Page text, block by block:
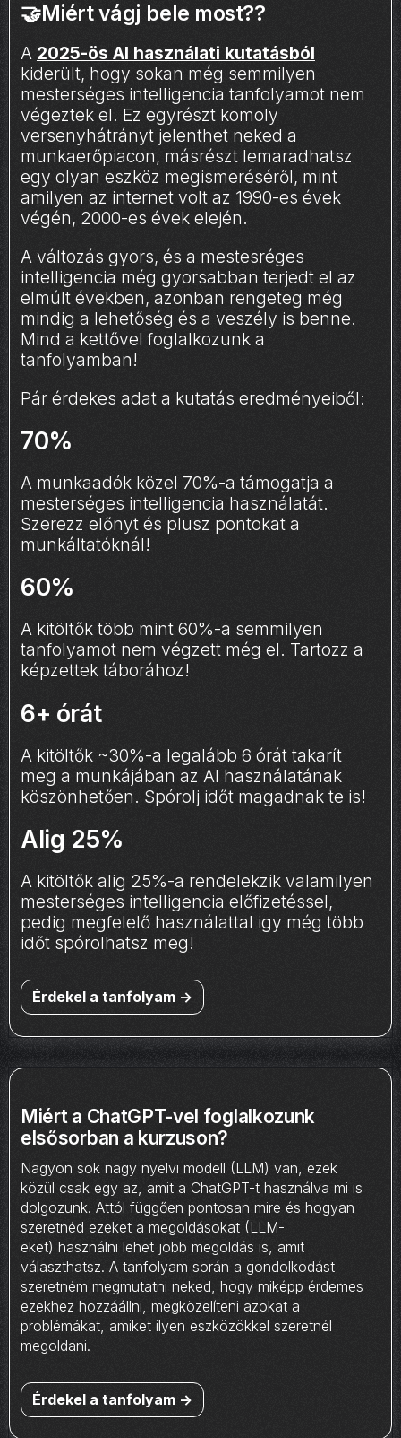
🤝Miért vágj bele most??
A 2025-ös AI használati kutatásból
kiderült, hogy sokan még semmilyen
mesterséges intelligencia tanfolyamot nem
végeztek el. Ez egyrészt komoly
versenyhátrányt jelenthet neked a
munkaerőpiacon, másrészt lemaradhatsz
egy olyan eszköz megismeréséről, mint
amilyen az internet volt az 1990-es évek
végén, 2000-es évek elején.
A változás gyors, és a mestesréges
intelligencia még gyorsabban terjedt el az
elmúlt években, azonban rengeteg még
mindig a lehetőség és a veszély is benne.
Mind a kettővel foglalkozunk a
tanfolyamban!
Pár érdekes adat a kutatás eredményeiből:
70%
A munkaadók közel 70%-a támogatja a
mesterséges intelligencia használatát.
Szerezz előnyt és plusz pontokat a
munkáltatóknál!
60%
A kitöltők több mint 60%-a semmilyen
tanfolyamot nem végzett még el. Tartozz a
képzettek táborához!
6+ órát
A kitöltők ~30%-a legalább 6 órát takarít
meg a munkájában az AI használatának
köszönhetően. Spórolj időt magadnak te is!
Alig 25%
A kitöltők alig 25%-a rendelekzik valamilyen
mesterséges intelligencia előfizetéssel,
pedig megfelelő használattal igy még több
időt spórolhatsz meg!
Érdekel a tanfolyam ->
Miért a ChatGPT-vel foglalkozunk
elsősorban a kurzuson?
Nagyon sok nagy nyelvi modell (LLM) van, ezek
közül csak egy az, amit a ChatGPT-t használva mi is
dolgozunk. Attól függően pontosan mire és hogyan
szeretnéd ezeket a megoldásokat (LLM-
eket) használni lehet jobb megoldás is, amit
választhatsz. A tanfolyam során a gondolkodást
szeretném megmutatni neked, hogy miképp érdemes
ezekhez hozzáállni, megközelíteni azokat a
problémákat, amiket ilyen eszközökkel szeretnél
megoldani.
Érdekel a tanfolyam ->